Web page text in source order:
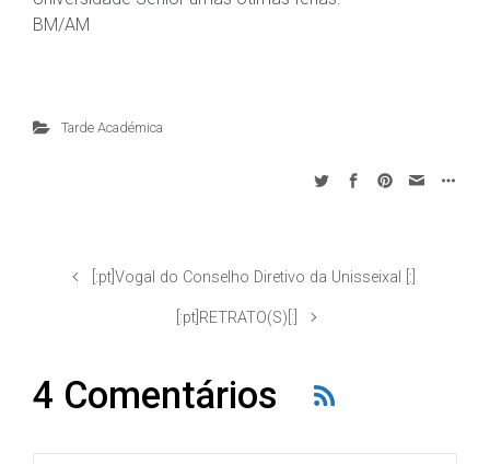
BM/AM
Tarde Académica
[:pt]Vogal do Conselho Diretivo da Unisseixal [:]
[:pt]RETRATO(S)[:]
4 Comentários